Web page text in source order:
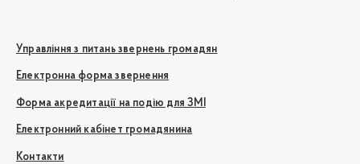
Управління з питань звернень громадян
Електронна форма звернення
Форма акредитації на подію для ЗМІ
Електронний кабінет громадянина
Контакти